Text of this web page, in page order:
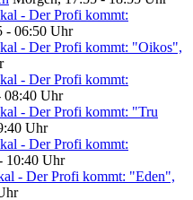
- Der Profi kommt:
- 06:50 Uhr
- Der Profi kommt: "Oikos",
- Der Profi kommt:
08:40 Uhr
- Der Profi kommt: "Tru
Uhr
- Der Profi kommt:
10:40 Uhr
- Der Profi kommt: "Eden",